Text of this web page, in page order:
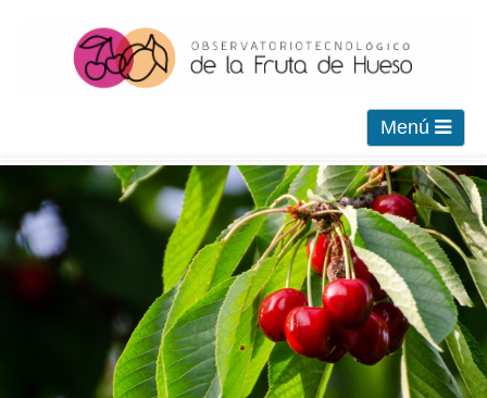
Menú